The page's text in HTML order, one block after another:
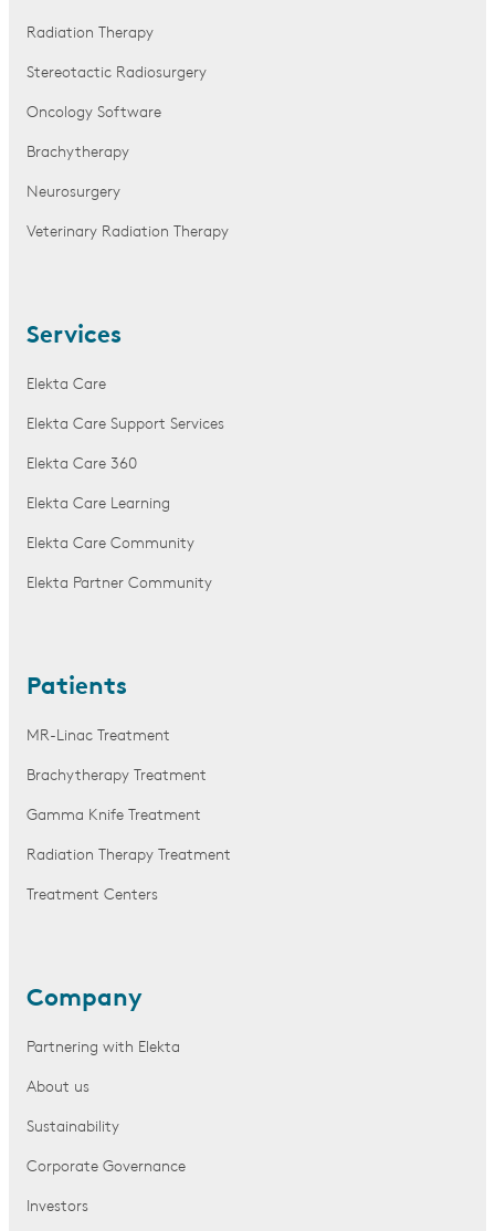
Radiation Therapy
Stereotactic Radiosurgery
Oncology Software
Brachytherapy
Neurosurgery
Veterinary Radiation Therapy
Services
Elekta Care
Elekta Care Support Services
Elekta Care 360
Elekta Care Learning
Elekta Care Community
Elekta Partner Community
Patients
MR-Linac Treatment
Brachytherapy Treatment
Gamma Knife Treatment
Radiation Therapy Treatment
Treatment Centers
Company
Partnering with Elekta
About us
Sustainability
Corporate Governance
Investors